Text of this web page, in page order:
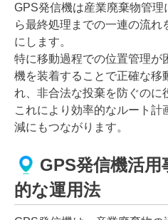
GPS発信機は産業廃棄物管
ら最終処理までの一連の流
にします。
特に移動過程での位置管理が
機を装着することで正確な移
れ、非合法な投棄を防ぐのに
これにより効率的なルート計
減にもつながります。
GPS発信機活
的な運用法